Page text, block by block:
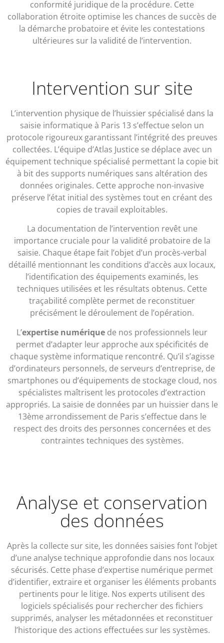
conformité juridique de la procédure. Cette
collaboration étroite optimise les chances de succès de
la démarche probatoire et évite les contestations
ultérieures sur la validité de l’intervention.
Intervention sur site
L’intervention physique de l’huissier spécialisé dans la
saisie informatique à Paris 13 s’effectue selon un
protocole rigoureux garantissant l’intégrité des preuves
collectées. L’équipe d’Atlas Justice se déplace avec un
équipement technique spécialisé permettant la copie bit
à bit des supports numériques sans altération des
données originales. Cette approche non-invasive
préserve l’état initial des systèmes tout en créant des
copies de travail exploitables.
La documentation de l’intervention revêt une
importance cruciale pour la validité probatoire de la
saisie. Chaque étape fait l’objet d’un procès-verbal
détaillé mentionnant les conditions d’accès aux locaux,
l’identification des équipements examinés, les
techniques utilisées et les résultats obtenus. Cette
traçabilité complète permet de reconstituer
précisément le déroulement de l’opération.
L’expertise numérique de nos professionnels leur
permet d’adapter leur approche aux spécificités de
chaque système informatique rencontré. Qu’il s’agisse
d’ordinateurs personnels, de serveurs d’entreprise, de
smartphones ou d’équipements de stockage cloud, nos
spécialistes maîtrisent les protocoles d’extraction
appropriés. La saisie de données par un huissier dans le
13ème arrondissement de Paris s’effectue dans le
respect des droits des personnes concernées et des
contraintes techniques des systèmes.
Analyse et conservation
des données
Après la collecte sur site, les données saisies font l’objet
d’une analyse technique approfondie dans nos locaux
sécurisés. Cette phase d’expertise numérique permet
d’identifier, extraire et organiser les éléments probants
pertinents pour le litige. Nos experts utilisent des
logiciels spécialisés pour rechercher des fichiers
supprimés, analyser les métadonnées et reconstituer
l’historique des actions effectuées sur les systèmes.